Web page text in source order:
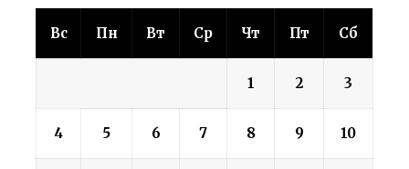
Вс Пн Вт Ср Чт Пт Сб
1 2 3
4 5 6 7 8 9 10